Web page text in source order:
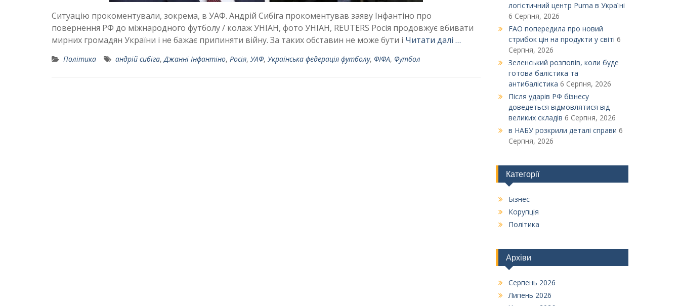
Ситуацію прокоментували, зокрема, в УАФ. Андрій Сибіга прокоментував заяву Інфантіно про
повернення РФ до міжнародного футболу / колаж УНІАН, фото УНІАН, REUTERS Росія продовжує вбивати
мирних громадян України і не бажає припиняти війну. За таких обставин не може бути і Читати далі …
Політика андрій сибіга,Джанні Інфантіно, Росія, УАФ, Українська федерація футболу, ФІФА, Футбол
логістичний центр Puma в Україні
6 Серпня, 2026
FAO попередила про новий
стрибок цін на продукти у світі 6
Серпня, 2026
Зеленський розповів, коли буде
готова балістика та
антибалістика 6 Серпня, 2026
Після ударів РФ бізнесу
доведеться відмовлятися від
великих складів 6 Серпня, 2026
в НАБУ розкрили деталі справи 6
Серпня, 2026
Категорії
Бізнес
Корупція
Політика
Архіви
Серпень 2026
Липень 2026